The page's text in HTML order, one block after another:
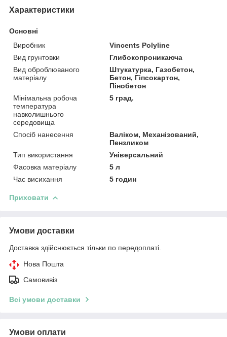
Характеристики
Основні
Виробник
Vincents Polyline
Вид грунтовки
Глибокопроникаюча
Вид оброблюваного
матеріалу
Штукатурка, Газобетон,
Бетон, Гіпсокартон,
Пінобетон
Мінімальна робоча
температура
навколишнього
середовища
5 град.
Спосіб нанесення
Валіком, Механізований,
Пензликом
Тип використання
Універсальний
Фасовка матеріалу
5 л
Час висихання
5 годин
Приховати
Умови доставки
Доставка здійснюється тільки по передоплаті.
Нова Пошта
Самовивіз
Всі умови доставки
Умови оплати